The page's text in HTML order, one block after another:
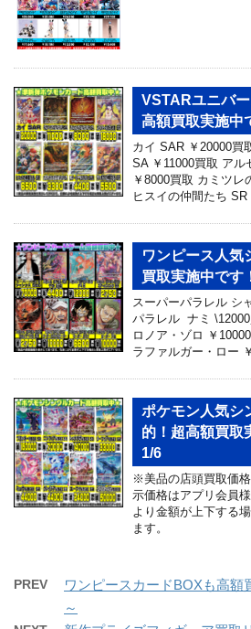
VSTARユニバ
高額買取実施
カイ SAR ￥20000買
SA ￥11000買取 アル
￥8000買取 カミツレ
ヒスイの仲間たち
ワンピース人気
買取実施中です
スーパーパラレル シ
パラレル ナミ
ロノア・ゾロ ￥
ラファルガー・ロー
ポケモン人気シ
的！超高額買
1/6
※美品の店頭買取価
示価格はアプリ会員
より金額が上下する
ます。
PREV
ワンピースカードBOXも高額
～